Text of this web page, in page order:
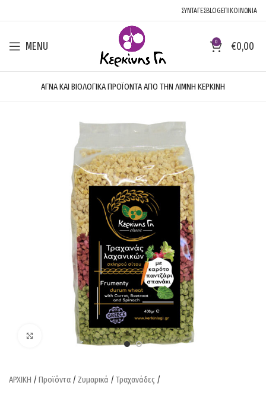
ΣΥΝΤΑΓΕΣBLOGΕΠΙΚΟΙΝΩΝΙΑ
MENU 0 €0,00
ΑΓΝΑ ΚΑΙ ΒΙΟΛΟΓΙΚΑ ΠΡΟΪΟΝΤΑ ΑΠΟ ΤΗΝ ΛΙΜΝΗ ΚΕΡΚΙΝΗ
Click to enlarge
ΑΡΧΙΚΗ / Προϊόντα / Ζυμαρικά / Τραχανάδες /